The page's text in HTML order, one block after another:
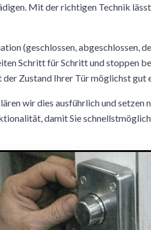
Mit der richtigen Technik lässt
(geschlossen, abgeschlossen,
Schritt für Schritt und stoppen
Zustand Ihrer Tür möglichst gut
wir dies ausführlich und setzen
damit Sie